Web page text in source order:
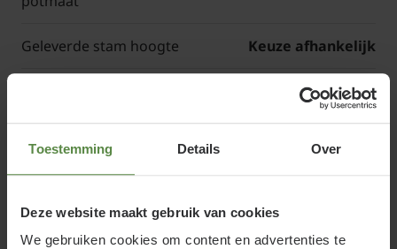
Toestemming Details Over
Deze website maakt gebruik van cookies
We gebruiken cookies om content en advertenties te
Geleverde stam hoogte Keuze afhankelijk
41R09A-2847
Rosa 'Orange Meilove' of Stamroos
De Rosa 'Orange Meilove' op stam is wederom een
ijzersterke selectie van rozenveredelaar Meilland.